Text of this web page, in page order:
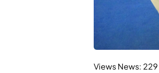
Views News: 229